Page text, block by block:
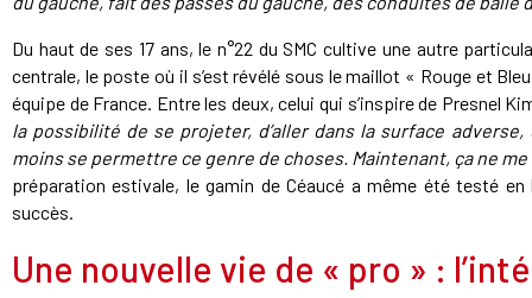
Du haut de ses 17 ans, le n°22 du SMC cultive une autre
centrale, le poste où il s’est révélé sous le maillot « Rouge et
équipe de France. Entre les deux, celui qui s’inspire de Presnel
la possibilité de se projeter, d’aller dans la surface
moins se permettre ce genre de choses. Maintenant, ça ne
préparation estivale, le gamin de Céaucé a même été testé
succès.
Une nouvelle vie de « pro » :